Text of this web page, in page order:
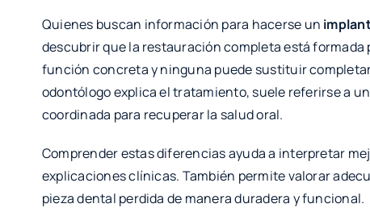
Quienes buscan información para hacerse un
descubrir que la restauración completa está
función concreta y ninguna puede sustituir
odontólogo explica el tratamiento, suele referirse a
coordinada para recuperar la salud oral.
Comprender estas diferencias ayuda a interpretar
explicaciones clínicas. También permite valorar
pieza dental perdida de manera duradera y funcional.